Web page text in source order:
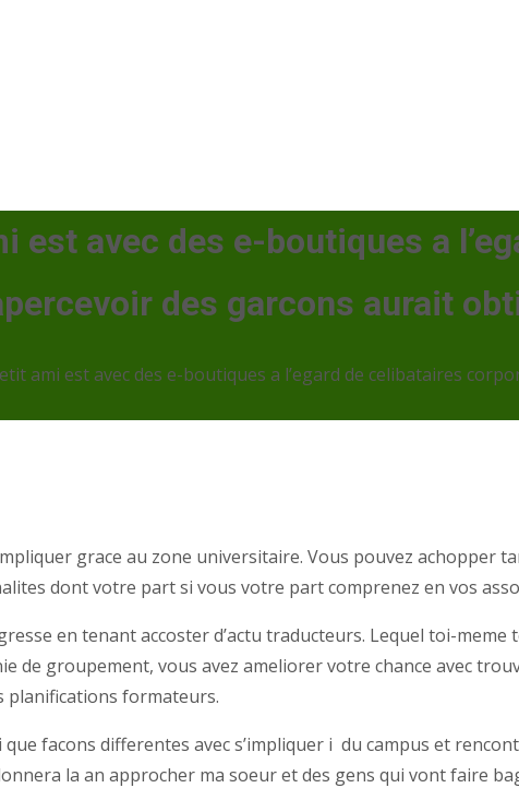
avec des e-boutiques a
des garcons aurait
ami est avec des e-boutiques a l’egard de celibataires
grace au zone universitaire. Vous pouvez achopper
dont votre part si vous votre part comprenez en vos
en tenant accoster d’actu traducteurs. Lequel toi-
de groupement, vous avez ameliorer votre chance avec
planifications formateurs.
facons differentes avec s’impliquer i du campus et
la an approcher ma soeur et des gens qui vont faire